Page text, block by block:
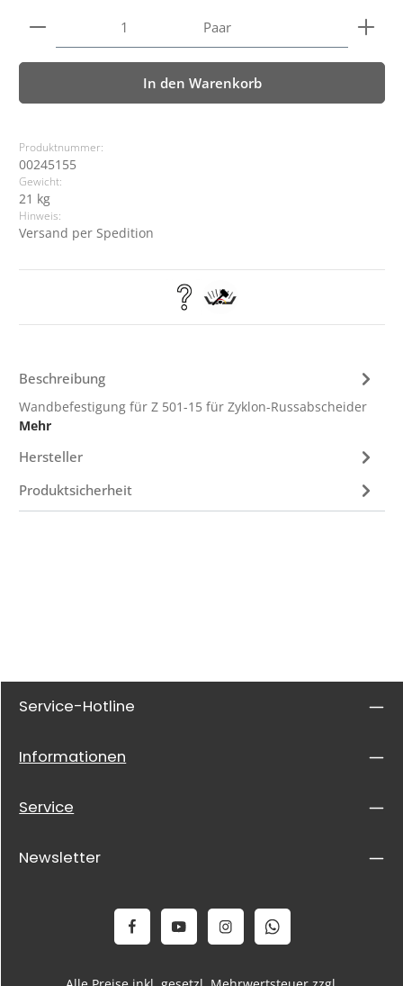
Produkt Anzahl: Gib den gewünschten Wert ein
Paar
In den Warenkorb
Produktnummer:
00245155
Gewicht:
21 kg
Hinweis:
Versand per Spedition
Beschreibung
Wandbefestigung für Z 501-15 für Zyklon-Russabscheider
Mehr
Hersteller
Produktsicherheit
Service-Hotline
Informationen
Service
Newsletter